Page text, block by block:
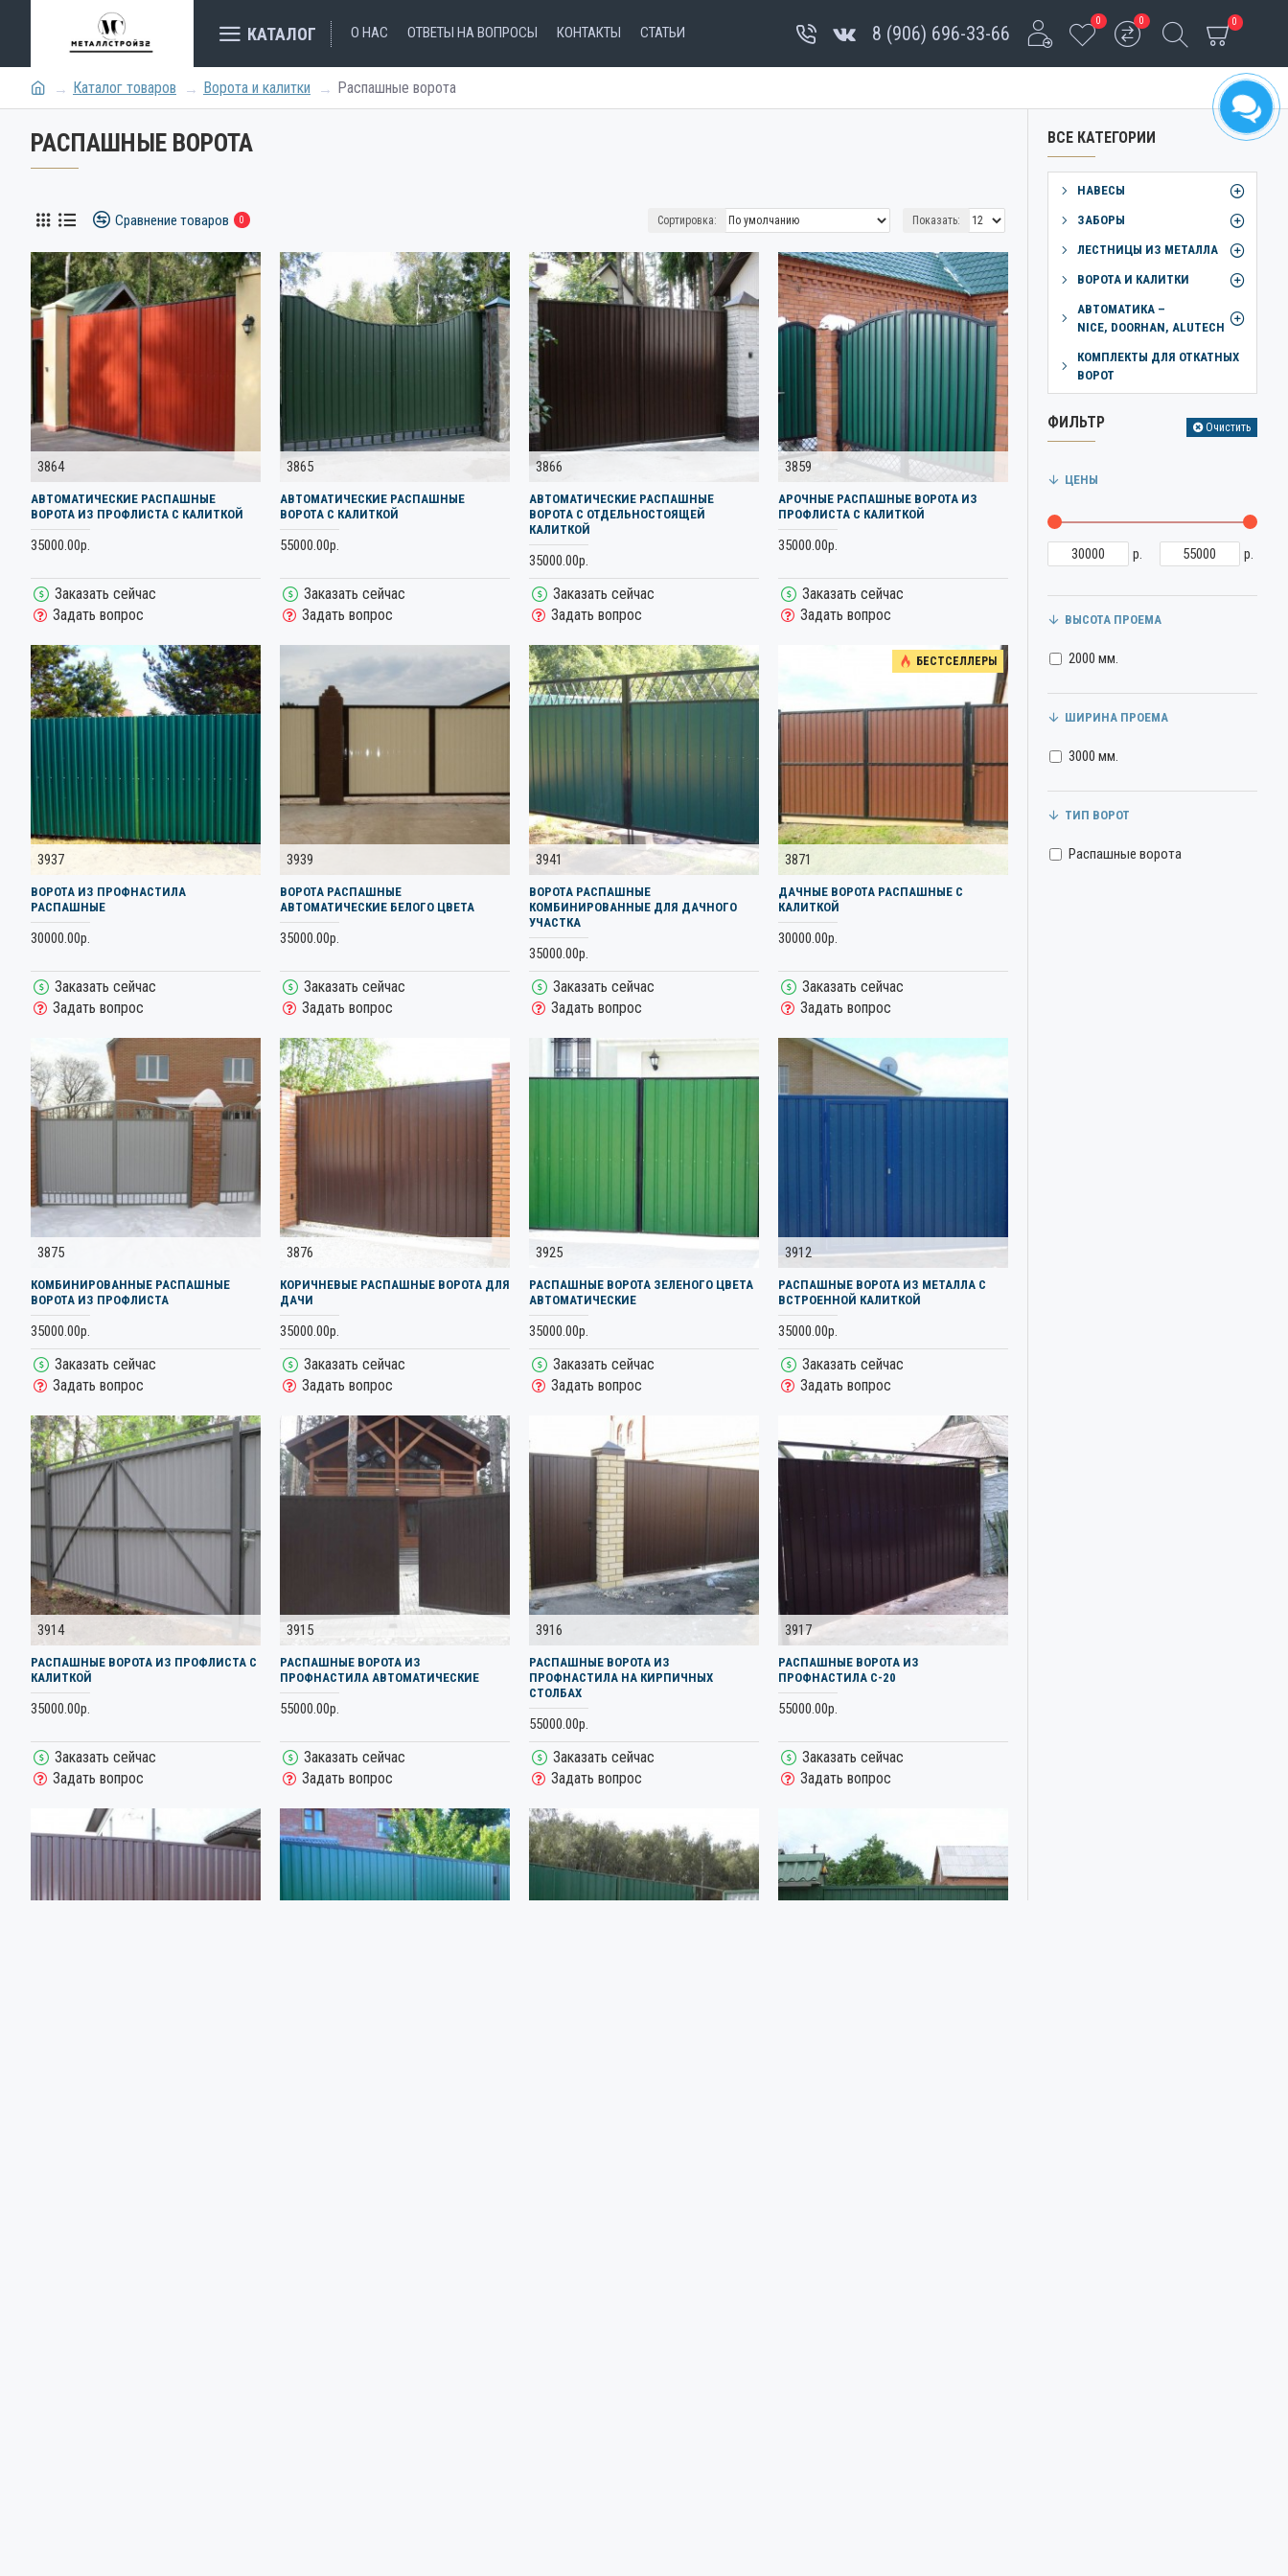
КАТАЛОГ О НАС ОТВЕТЫ НА ВОПРОСЫ КОНТАКТЫ СТАТЬИ 8 (906) 696-33-66
0 0 0
Каталог товаров Ворота и калитки Распашные ворота
РАСПАШНЫЕ ВОРОТА
Сравнение товаров 0 Сортировка: Показать:
3864
АВТОМАТИЧЕСКИЕ РАСПАШНЫЕ
ВОРОТА ИЗ ПРОФЛИСТА С КАЛИТКОЙ
35000.00р.
Заказать сейчас
Задать вопрос
3865
АВТОМАТИЧЕСКИЕ РАСПАШНЫЕ
ВОРОТА С КАЛИТКОЙ
55000.00р.
Заказать сейчас
Задать вопрос
3866
АВТОМАТИЧЕСКИЕ РАСПАШНЫЕ
ВОРОТА С ОТДЕЛЬНОСТОЯЩЕЙ
КАЛИТКОЙ
35000.00р.
Заказать сейчас
Задать вопрос
3859
АРОЧНЫЕ РАСПАШНЫЕ ВОРОТА ИЗ
ПРОФЛИСТА С КАЛИТКОЙ
35000.00р.
Заказать сейчас
Задать вопрос
3937
ВОРОТА ИЗ ПРОФНАСТИЛА
РАСПАШНЫЕ
30000.00р.
Заказать сейчас
Задать вопрос
3939
ВОРОТА РАСПАШНЫЕ
АВТОМАТИЧЕСКИЕ БЕЛОГО ЦВЕТА
35000.00р.
Заказать сейчас
Задать вопрос
3941
ВОРОТА РАСПАШНЫЕ
КОМБИНИРОВАННЫЕ ДЛЯ ДАЧНОГО
УЧАСТКА
35000.00р.
Заказать сейчас
Задать вопрос
БЕСТСЕЛЛЕРЫ
3871
ДАЧНЫЕ ВОРОТА РАСПАШНЫЕ С
КАЛИТКОЙ
30000.00р.
Заказать сейчас
Задать вопрос
3875
КОМБИНИРОВАННЫЕ РАСПАШНЫЕ
ВОРОТА ИЗ ПРОФЛИСТА
35000.00р.
Заказать сейчас
Задать вопрос
3876
КОРИЧНЕВЫЕ РАСПАШНЫЕ ВОРОТА ДЛЯ
ДАЧИ
35000.00р.
Заказать сейчас
Задать вопрос
3925
РАСПАШНЫЕ ВОРОТА ЗЕЛЕНОГО ЦВЕТА
АВТОМАТИЧЕСКИЕ
35000.00р.
Заказать сейчас
Задать вопрос
3912
РАСПАШНЫЕ ВОРОТА ИЗ МЕТАЛЛА С
ВСТРОЕННОЙ КАЛИТКОЙ
35000.00р.
Заказать сейчас
Задать вопрос
3914
РАСПАШНЫЕ ВОРОТА ИЗ ПРОФЛИСТА С
КАЛИТКОЙ
35000.00р.
Заказать сейчас
Задать вопрос
3915
РАСПАШНЫЕ ВОРОТА ИЗ
ПРОФНАСТИЛА АВТОМАТИЧЕСКИЕ
55000.00р.
Заказать сейчас
Задать вопрос
3916
РАСПАШНЫЕ ВОРОТА ИЗ
ПРОФНАСТИЛА НА КИРПИЧНЫХ
СТОЛБАХ
55000.00р.
Заказать сейчас
Задать вопрос
3917
РАСПАШНЫЕ ВОРОТА ИЗ
ПРОФНАСТИЛА С-20
55000.00р.
Заказать сейчас
Задать вопрос
ВСЕ КАТЕГОРИИ
НАВЕСЫ
ЗАБОРЫ
ЛЕСТНИЦЫ ИЗ МЕТАЛЛА
ВОРОТА И КАЛИТКИ
АВТОМАТИКА –
NICE, DOORHAN, ALUTECH
КОМПЛЕКТЫ ДЛЯ ОТКАТНЫХ
ВОРОТ
ФИЛЬТР Очистить
ЦЕНЫ
р. р.
ВЫСОТА ПРОЕМА
2000 мм.
ШИРИНА ПРОЕМА
3000 мм.
ТИП ВОРОТ
Распашные ворота